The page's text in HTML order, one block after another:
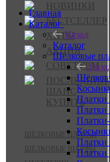
НОВИНКИ
БЕСТСЕЛЛЕР
ХИТЫ
АКЦИЯ
СОВЕТУЕМ
ПОСЛЕДНИЙ
ШАНС
КУПИТЬ
ШЁЛКОВЫЕ ПЛАТКИ
ШЁЛКОВЫЕ ШАРФЫ
Главная
Каталог
Назад
Каталог
Шёлковые
Платки
Платки
Платки-
Платки
Платки